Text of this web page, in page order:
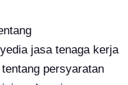
jasa tenaga kerja
persyaratan